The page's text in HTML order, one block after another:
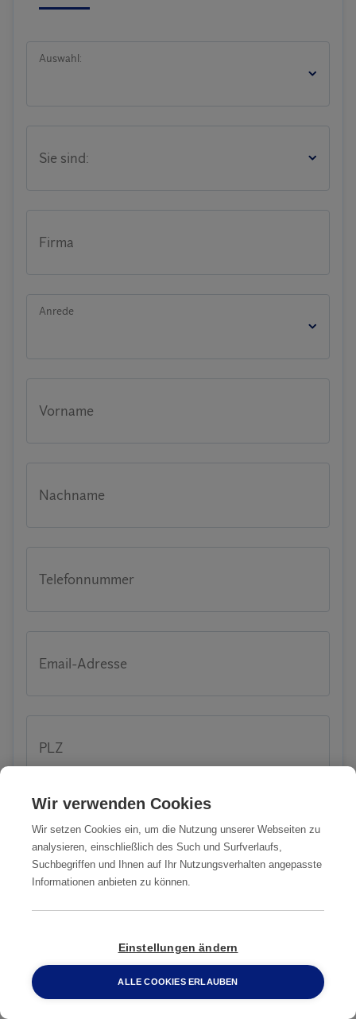
Auswahl:
Sie sind:
Firma
Anrede
Vorname
Nachname
Telefonnummer
Email-Adresse
PLZ
Stadt
Strasse
Wenn möglich, teilen Sie uns vorab nähere
0800 2 33 04 00
Wir verwenden Cookies
Wir setzen Cookies ein, um die Nutzung unserer Webseiten zu
analysieren, einschließlich des Such und Surfverlaufs,
Suchbegriffen und Ihnen auf Ihr Nutzungsverhalten angepasste
Informationen anbieten zu können.
Einstellungen ändern
ALLE COOKIES ERLAUBEN